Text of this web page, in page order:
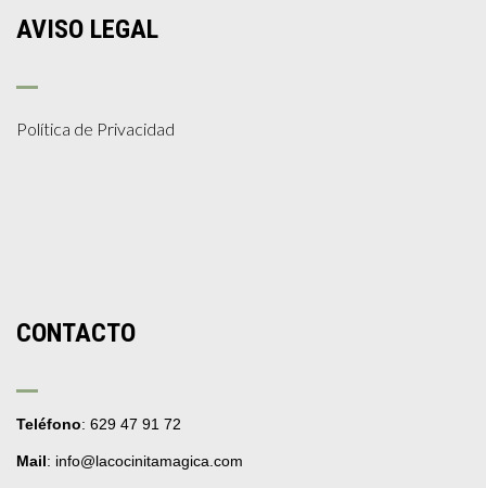
AVISO LEGAL
Política de Privacidad
CONTACTO
Teléfono: 629 47 91 72
Mail: info@lacocinitamagica.com